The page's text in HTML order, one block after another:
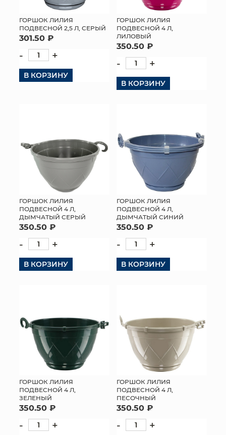
ГОРШОК ЛИЛИЯ
ПОДВЕСНОЙ 2,5 Л, СЕРЫЙ
301.50 ₽
- +
В КОРЗИНУ
ГОРШОК ЛИЛИЯ
ПОДВЕСНОЙ 4 Л,
ЛИЛОВЫЙ
350.50 ₽
- +
В КОРЗИНУ
ГОРШОК ЛИЛИЯ
ПОДВЕСНОЙ 4 Л,
ДЫМЧАТЫЙ СЕРЫЙ
350.50 ₽
- +
В КОРЗИНУ
ГОРШОК ЛИЛИЯ
ПОДВЕСНОЙ 4 Л,
ДЫМЧАТЫЙ СИНИЙ
350.50 ₽
- +
В КОРЗИНУ
ГОРШОК ЛИЛИЯ
ПОДВЕСНОЙ 4 Л,
ЗЕЛЕНЫЙ
350.50 ₽
- +
ГОРШОК ЛИЛИЯ
ПОДВЕСНОЙ 4 Л,
ПЕСОЧНЫЙ
350.50 ₽
- +